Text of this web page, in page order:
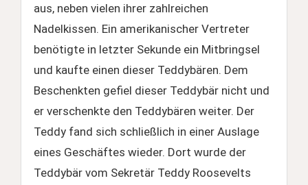
aus, neben vielen ihrer zahlreichen
Nadelkissen. Ein amerikanischer Vertreter
benötigte in letzter Sekunde ein Mitbringsel
und kaufte einen dieser Teddybären. Dem
Beschenkten gefiel dieser Teddybär nicht und
er verschenkte den Teddybären weiter. Der
Teddy fand sich schließlich in einer Auslage
eines Geschäftes wieder. Dort wurde der
Teddybär vom Sekretär Teddy Roosevelts